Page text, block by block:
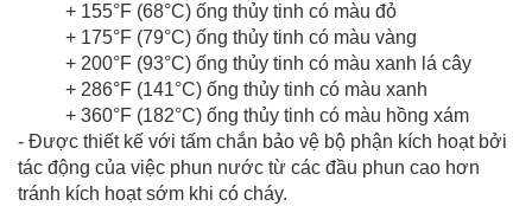
+ 155°F (68°C) ống thủy tinh có màu đỏ
+ 175°F (79°C) ống thủy tinh có màu vàng
+ 200°F (93°C) ống thủy tinh có màu xanh lá cây
+ 286°F (141°C) ống thủy tinh có màu xanh
+ 360°F (182°C) ống thủy tinh có màu hồng xám
- Được thiết kế với tấm chắn bảo vệ bộ phận kích hoạt bởi
tác động của việc phun nước từ các đầu phun cao hơn
tránh kích hoạt sớm khi có cháy.